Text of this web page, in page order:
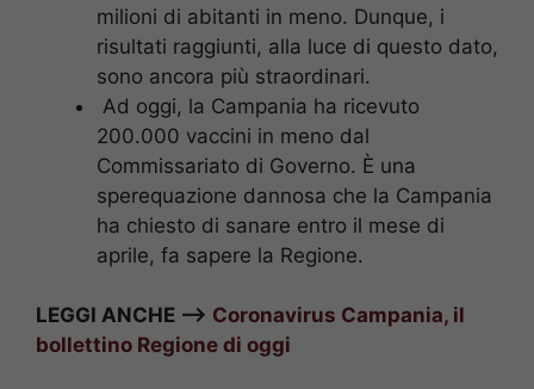
milioni di abitanti in meno. Dunque, i
risultati raggiunti, alla luce di questo dato,
sono ancora più straordinari.
Ad oggi, la Campania ha ricevuto
200.000 vaccini in meno dal
Commissariato di Governo. È una
sperequazione dannosa che la Campania
ha chiesto di sanare entro il mese di
aprile, fa sapere la Regione.
LEGGI ANCHE –> Coronavirus Campania, il
bollettino Regione di oggi